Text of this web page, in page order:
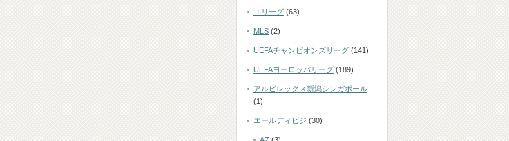
Ｊリーグ (63)
MLS (2)
UEFAチャンピオンズリーグ (141)
UEFAヨーロッパリーグ (189)
アルビレックス新潟シンガポール
(1)
エールディビジ (30)